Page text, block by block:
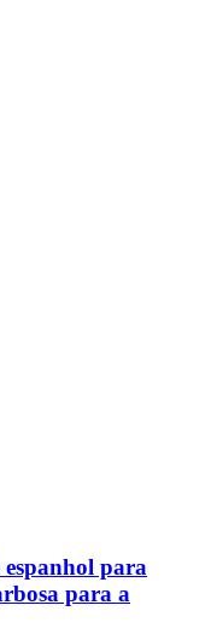
para
para a